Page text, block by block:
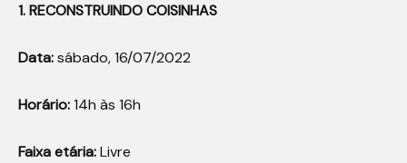
1. RECONSTRUINDO COISINHAS
Data:sábado, 16/07/2022
Horário:14h às 16h
Faixa etária:Livre